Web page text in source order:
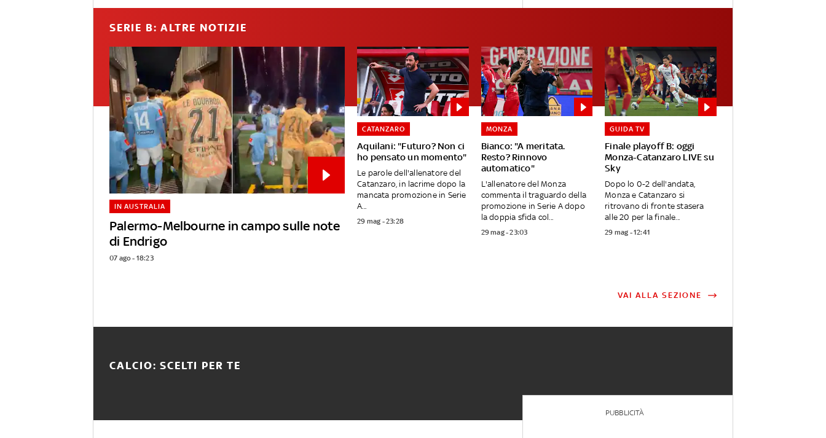
SERIE B: ALTRE NOTIZIE
Palermo-Melbourne in campo sulle note
di Endrigo
IN AUSTRALIA
07 ago - 18:23
Aquilani: "Futuro? Non ci
ho pensato un momento"
CATANZARO
Le parole dell'allenatore del
Catanzaro, in lacrime dopo la
mancata promozione in Serie
A...
29 mag - 23:28
Bianco: "A meritata.
Resto? Rinnovo
automatico"
MONZA
L'allenatore del Monza
commenta il traguardo della
promozione in Serie A dopo
la doppia sfida col...
29 mag - 23:03
Finale playoff B: oggi
Monza-Catanzaro LIVE su
Sky
GUIDA TV
Dopo lo 0-2 dell'andata,
Monza e Catanzaro si
ritrovano di fronte stasera
alle 20 per la finale...
29 mag - 12:41
VAI ALLA SEZIONE
CALCIO: SCELTI PER TE
PUBBLICITÀ